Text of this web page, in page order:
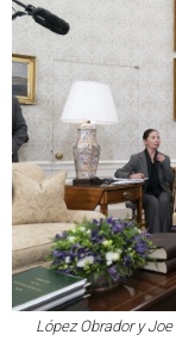
López Obrador y